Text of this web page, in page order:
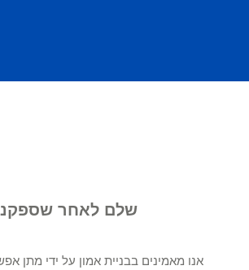
שלם לאחר שספקנו
אנו מאמינים בבניית אמון על ידי מתן